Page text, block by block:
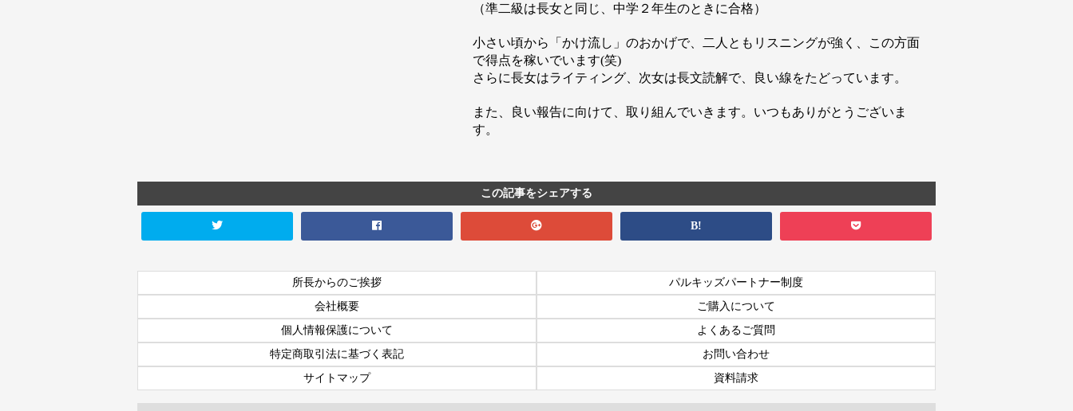
（準二級は長女と同じ、中学２年生のときに合格）
小さい頃から「かけ流し」のおかげで、二人ともリスニングが強く、この方面
で得点を稼いでいます(笑)
さらに長女はライティング、次女は長文読解で、良い線をたどっています。
また、良い報告に向けて、取り組んでいきます。いつもありがとうございま
す。
この記事をシェアする
B!
所長からのご挨拶
パルキッズパートナー制度
会社概要
ご購入について
個人情報保護について
よくあるご質問
特定商取引法に基づく表記
お問い合わせ
サイトマップ
資料請求